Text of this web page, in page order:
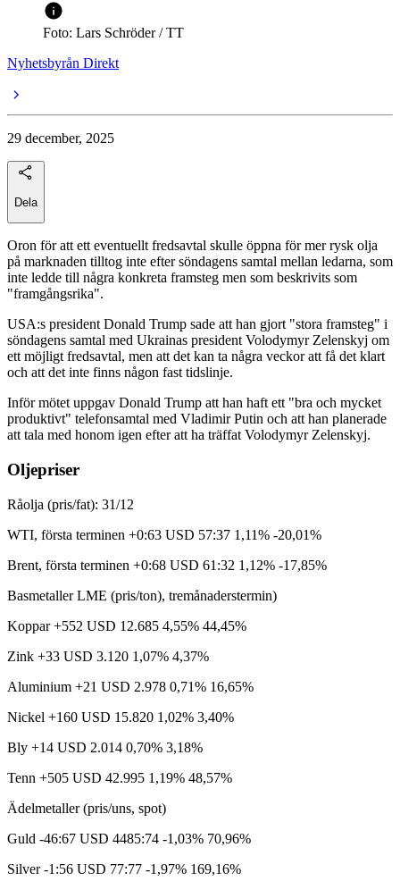
Foto: Lars Schröder / TT
Nyhetsbyrån Direkt
29 december, 2025
Dela
Oron för att ett eventuellt fredsavtal skulle öppna för mer rysk olja
på marknaden tilltog inte efter söndagens samtal mellan ledarna, som
inte ledde till några konkreta framsteg men som beskrivits som
"framgångsrika".
USA:s president Donald Trump sade att han gjort "stora framsteg" i
söndagens samtal med Ukrainas president Volodymyr Zelenskyj om
ett möjligt fredsavtal, men att det kan ta några veckor att få det klart
och att det inte finns någon fast tidslinje.
Inför mötet uppgav Donald Trump att han haft ett "bra och mycket
produktivt" telefonsamtal med Vladimir Putin och att han planerade
att tala med honom igen efter att ha träffat Volodymyr Zelenskyj.
Oljepriser
Råolja (pris/fat): 31/12
WTI, första terminen +0:63 USD 57:37 1,11% -20,01%
Brent, första terminen +0:68 USD 61:32 1,12% -17,85%
Basmetaller LME (pris/ton), tremånaderstermin)
Koppar +552 USD 12.685 4,55% 44,45%
Zink +33 USD 3.120 1,07% 4,37%
Aluminium +21 USD 2.978 0,71% 16,65%
Nickel +160 USD 15.820 1,02% 3,40%
Bly +14 USD 2.014 0,70% 3,18%
Tenn +505 USD 42.995 1,19% 48,57%
Ädelmetaller (pris/uns, spot)
Guld -46:67 USD 4485:74 -1,03% 70,96%
Silver -1:56 USD 77:77 -1,97% 169,16%